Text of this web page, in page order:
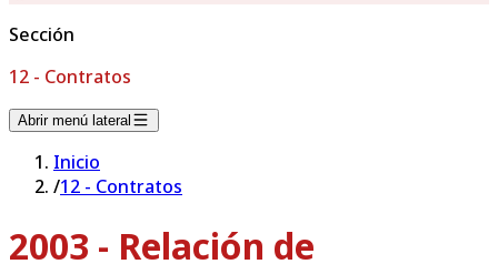
Sección
12 - Contratos
Abrir menú lateral
Inicio
/12 - Contratos
2003 - Relación de